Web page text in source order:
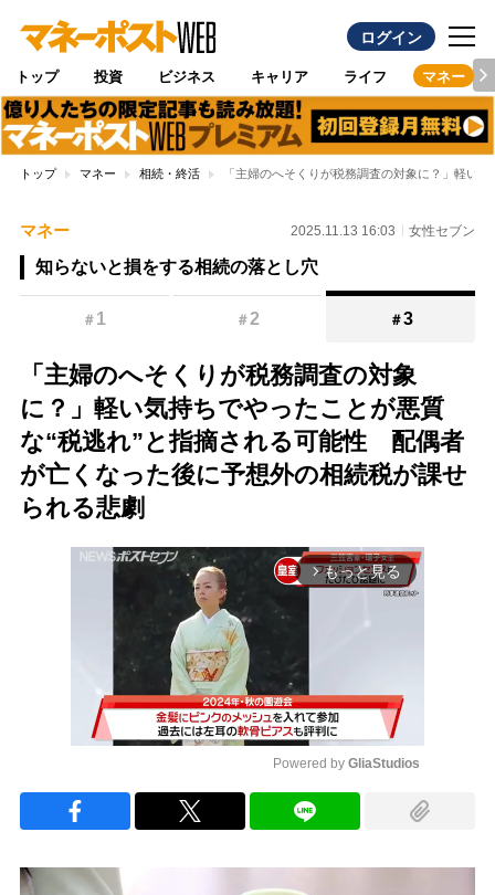
ログイン
トップ 投資 ビジネス キャリア ライフ マネー
トップ マネー 相続・終活 「主婦のへそくりが税務調査の対象に？」軽い
マネー 2025.11.13 16:03 女性セブン
知らないと損をする相続の落とし穴
＃ 1 ＃2 ＃3
「主婦のへそくりが税務調査の対象
に？」軽い気持ちでやったことが悪質
な“税逃れ”と指摘される可能性 配偶者
が亡くなった後に予想外の相続税が課せ
られる悲劇
arrow_forward_ios もっと見る
Powered by GliaStudios